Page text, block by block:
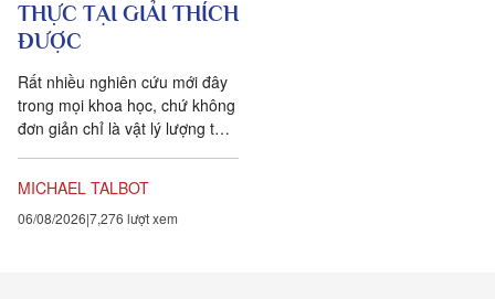
THỰC TẠI GIẢI THÍCH
ĐƯỢC
Rất nhiều nghiên cứu mới đây
trong mọi khoa học, chứ không
đơn giản chỉ là vật lý lượng tử,
chúng ta tưởng. Một câu
chuyện khoa học đang xuất
MICHAEL TALBOT
06/08/2026 7,276 lượt xem